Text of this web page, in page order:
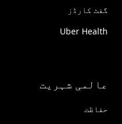
گفٹ کارڈز
Uber Health
عالمی شہریت
حفاظت